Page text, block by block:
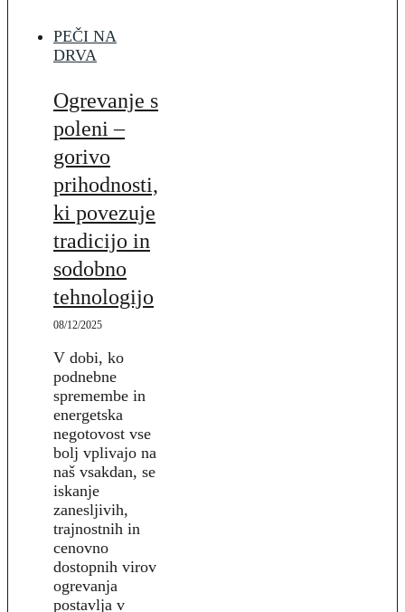
PEČI NA
DRVA
Ogrevanje s
poleni –
gorivo
prihodnosti,
ki povezuje
tradicijo in
sodobno
tehnologijo
08/12/2025
V dobi, ko
podnebne
spremembe in
energetska
negotovost vse
bolj vplivajo na
naš vsakdan, se
iskanje
zanesljivih,
trajnostnih in
cenovno
dostopnih virov
ogrevanja
postavlja v